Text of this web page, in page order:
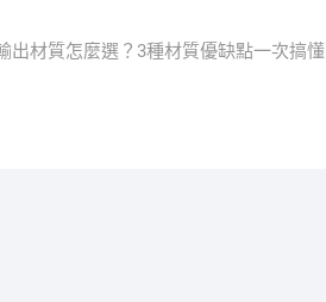
出材質怎麼選？3種材質優缺點一次搞懂